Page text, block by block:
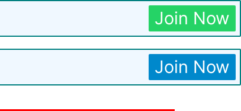
Join Now
Join Now